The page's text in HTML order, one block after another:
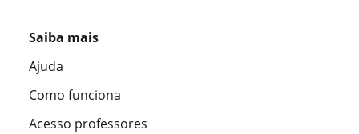
Saiba mais
Ajuda
Como funciona
Acesso professores